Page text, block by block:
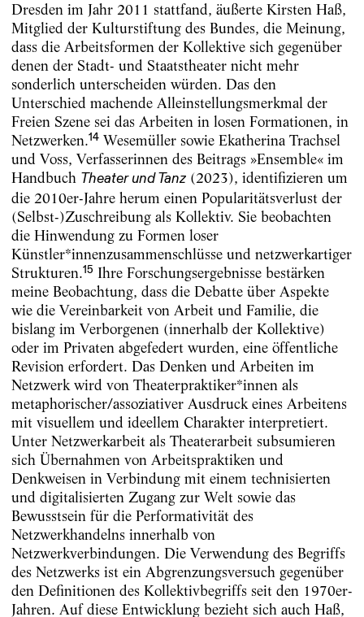
Dresden im Jahr 2011 stattfand, äußerte Kirsten Haß,
Mitglied der Kulturstiftung des Bundes, die Meinung,
dass die Arbeitsformen der Kollektive sich gegenüber
denen der Stadt- und Staatstheater nicht mehr
sonderlich unterscheiden würden. Das den
Unterschied machende Alleinstellungsmerkmal der
Freien Szene sei das Arbeiten in losen Formationen, in
Netzwerken.14Wesemüller sowie Ekatherina Trachsel
und Voss, Verfasserinnen des Beitrags »Ensemble« im
Handbuch Theater und Tanz(2023), identifizieren um
die 2010er-Jahre herum einen Popularitätsverlust der
(Selbst-)Zuschreibung als Kollektiv. Sie beobachten
die Hinwendung zu Formen loser
Künstler*innenzusammenschlüsse und netzwerkartiger
Strukturen.15 Ihre Forschungsergebnisse bestärken
meine Beobachtung, dass die Debatte über Aspekte
wie die Vereinbarkeit von Arbeit und Familie, die
bislang im Verborgenen (innerhalb der Kollektive)
oder im Privaten abgefedert wurden, eine öffentliche
Revision erfordert. Das Denken und Arbeiten im
Netzwerk wird von Theaterpraktiker*innen als
metaphorischer/assoziativer Ausdruck eines Arbeitens
mit visuellem und ideellem Charakter interpretiert.
Unter Netzwerkarbeit als Theaterarbeit subsumieren
sich Übernahmen von Arbeitspraktiken und
Denkweisen in Verbindung mit einem technisierten
und digitalisierten Zugang zur Welt sowie das
Bewusstsein für die Performativität des
Netzwerkhandelns innerhalb von
Netzwerkverbindungen. Die Verwendung des Begriffs
des Netzwerks ist ein Abgrenzungsversuch gegenüber
den Definitionen des Kollektivbegriffs seit den 1970er-
Jahren. Auf diese Entwicklung bezieht sich auch Haß,